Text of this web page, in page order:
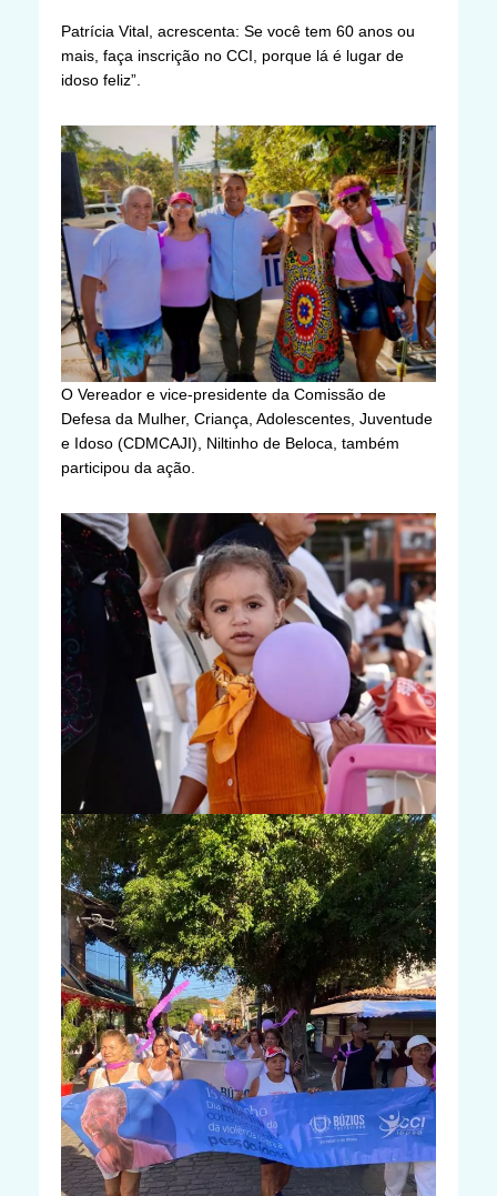
Patrícia Vital, acrescenta: Se você tem 60 anos ou
mais, faça inscrição no CCI, porque lá é lugar de
idoso feliz”.
O Vereador e vice-presidente da Comissão de
Defesa da Mulher, Criança, Adolescentes, Juventude
e Idoso (CDMCAJI), Niltinho de Beloca, também
participou da ação.